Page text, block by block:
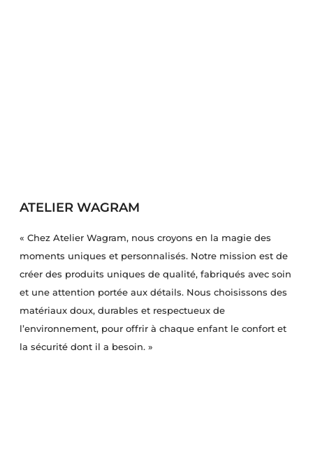
ATELIER WAGRAM
« Chez Atelier Wagram, nous croyons en la magie des
moments uniques et personnalisés. Notre mission est de
créer des produits uniques de qualité, fabriqués avec soin
et une attention portée aux détails. Nous choisissons des
matériaux doux, durables et respectueux de
l’environnement, pour offrir à chaque enfant le confort et
la sécurité dont il a besoin. »